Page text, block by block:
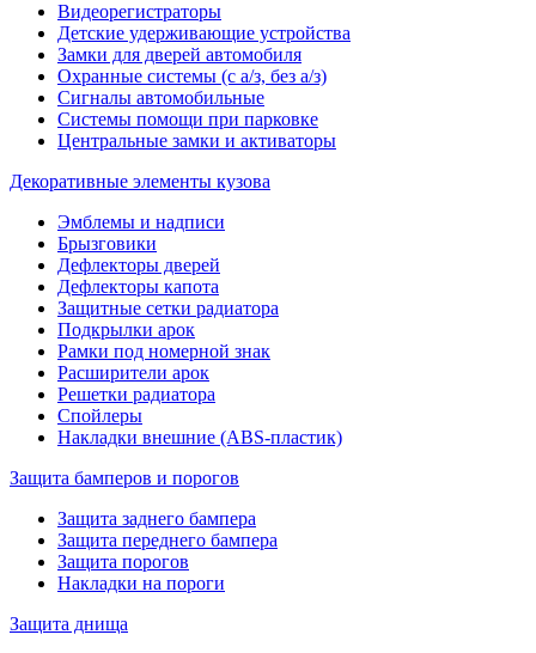
Видеорегистраторы
Детские удерживающие устройства
Замки для дверей автомобиля
Охранные системы (с а/з, без а/з)
Сигналы автомобильные
Системы помощи при парковке
Центральные замки и активаторы
Декоративные элементы кузова
Эмблемы и надписи
Брызговики
Дефлекторы дверей
Дефлекторы капота
Защитные сетки радиатора
Подкрылки арок
Рамки под номерной знак
Расширители арок
Решетки радиатора
Спойлеры
Накладки внешние (ABS-пластик)
Защита бамперов и порогов
Защита заднего бампера
Защита переднего бампера
Защита порогов
Накладки на пороги
Защита днища